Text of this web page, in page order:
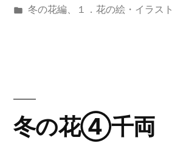
稿
カ
冬の花編、 １．花の絵・イラスト
冬の花④千両